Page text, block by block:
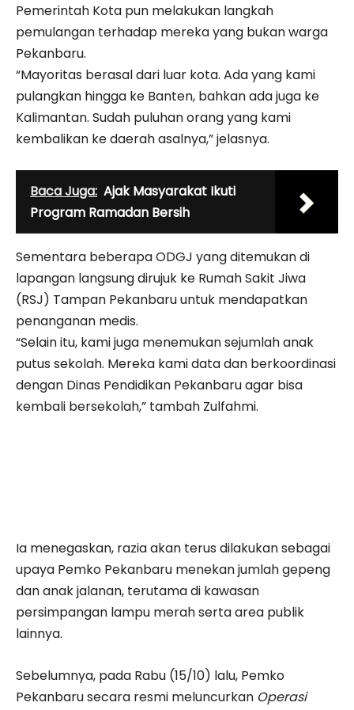
Pemerintah Kota pun melakukan langkah
pemulangan terhadap mereka yang bukan warga
Pekanbaru.
“Mayoritas berasal dari luar kota. Ada yang kami
pulangkan hingga ke Banten, bahkan ada juga ke
Kalimantan. Sudah puluhan orang yang kami
kembalikan ke daerah asalnya,” jelasnya.
Baca Juga: Ajak Masyarakat Ikuti
Program Ramadan Bersih
Sementara beberapa ODGJ yang ditemukan di
lapangan langsung dirujuk ke Rumah Sakit Jiwa
(RSJ) Tampan Pekanbaru untuk mendapatkan
penanganan medis.
“Selain itu, kami juga menemukan sejumlah anak
putus sekolah. Mereka kami data dan berkoordinasi
dengan Dinas Pendidikan Pekanbaru agar bisa
kembali bersekolah,” tambah Zulfahmi.
Ia menegaskan, razia akan terus dilakukan sebagai
upaya Pemko Pekanbaru menekan jumlah gepeng
dan anak jalanan, terutama di kawasan
persimpangan lampu merah serta area publik
lainnya.
Sebelumnya, pada Rabu (15/10) lalu, Pemko
Pekanbaru secara resmi meluncurkan Operasi